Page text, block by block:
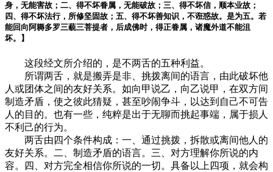
身，无能害故；二、得不坏眷属，无能破故；三、得不坏信，顺本业故；
四、得不坏法行，所修坚固故；五、得不坏善知识，不诳惑故。是为五。若
能回向阿耨多罗三藐三菩提者，后成佛时，得正眷属，诸魔外道不能沮
坏。】
这段经文所介绍的，是不两舌的五种利益。
所谓两舌，就是搬弄是非、挑拨离间的语言，由此破坏他
人或团体之间的友好关系。如向甲说乙，向乙说甲，在双方间
制造矛盾，使之彼此猜疑，甚至吵闹争斗，以达到自己不可告
人的目的。也有一些，纯粹是出于无聊而挑起事端，属于损人
不利己的行为。
两舌由四个条件构成：一、通过挑拨，拆散或离间他人的
友好关系。二、制造矛盾的语言。三、对方理解你所说的内
容。四、对方完全相信你所说的一切。具备以上四项，就会构